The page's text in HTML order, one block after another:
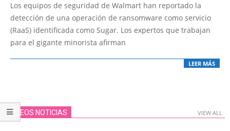
02
Los equipos de seguridad de Walmart han reportado la
detección de una operación de ransomware como servicio
(RaaS) identificada como Sugar. Los expertos que trabajan
para el gigante minorista afirman
LEER MÁS
VIDEOS NOTICIAS VIEW ALL